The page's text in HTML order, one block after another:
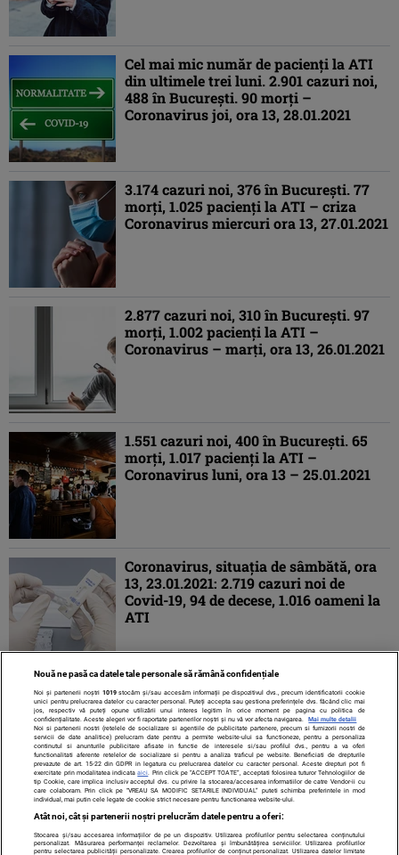
Cel mai mic număr de pacienţi la ATI
din ultimele trei luni. 2.901 cazuri noi,
488 în Bucureşti. 90 morţi –
Coronavirus joi, ora 13, 28.01.2021
3.174 cazuri noi, 376 în Bucureşti. 77
morţi, 1.025 pacienţi la ATI – criza
Coronavirus miercuri ora 13, 27.01.2021
2.877 cazuri noi, 310 în Bucureşti. 97
morţi, 1.002 pacienţi la ATI –
Coronavirus – marţi, ora 13, 26.01.2021
1.551 cazuri noi, 400 în Bucureşti. 65
morţi, 1.017 pacienţi la ATI –
Coronavirus luni, ora 13 – 25.01.2021
Coronavirus, situaţia de sâmbătă, ora
13, 23.01.2021: 2.719 cazuri noi de
Covid-19, 94 de decese, 1.016 oameni la
ATI
1 2 3 4 5 ... » ULTIMA »
Contact Despre noi Termeni și condiții
Nouă ne pasă ca datele tale personale să rămână confidențiale
Noi și partenerii noștri 1019stocăm și/sau accesăm informații pe dispozitivul dvs., precum identificatorii cookie
unici pentru prelucrarea datelor cu caracter personal. Puteți accepta sau gestiona preferințele dvs. făcând clic mai
jos, respectiv vă puteți opune utilizării unui interes legitim în orice moment pe pagina cu politica de
confidențialitate. Aceste alegeri vor fi raportate partenerilor noștri și nu vă vor afecta navigarea.
Mai multe detalii
Noi si partenerii nostri (retelele de socializare si agentiile de publicitate partenere, precum si furnizorii nostri de
servicii de date analitice) prelucram date pentru a permite website-ului sa functioneze, pentru a personaliza
continutul si anunturile publicitare afisate in functie de interesele si/sau profilul dvs., pentru a va oferi
functionalitati aferente retelelor de socializare si pentru a analiza traficul pe website. Beneficiati de drepturile
prevazute de art. 15-22 din GDPR in legatura cu prelucrarea datelor cu caracter personal. Aceste drepturi pot fi
exercitate prin modalitatea indicataaici . Prin click pe “ACCEPT TOATE”, acceptati folosirea tuturor Tehnologiilor de
tip Cookie, care implica inclusiv acceptul dvs. cu privire la stocarea/accesarea informatiilor de catre Vendor-ii cu
care colaboram. Prin click pe “VREAU SA MODIFIC SETARILE INDIVIDUAL” puteti schimba preferintele in mod
individual, mai putin cele legate de cookie strict necesare pentru functionarea website-ului.
Atât noi, cât și partenerii noștri prelucrăm datele pentru a oferi:
Stocarea și/sau accesarea informațiilor de pe un dispozitiv. Utilizarea profilurilor pentru selectarea conținutului
personalizat. Măsurarea performanței reclamelor. Dezvoltarea și îmbunătățirea serviciilor. Utilizarea profilurilor
pentru selectarea publicității personalizate. Crearea profilurilor de conținut personalizat. Utilizarea datelor limitate